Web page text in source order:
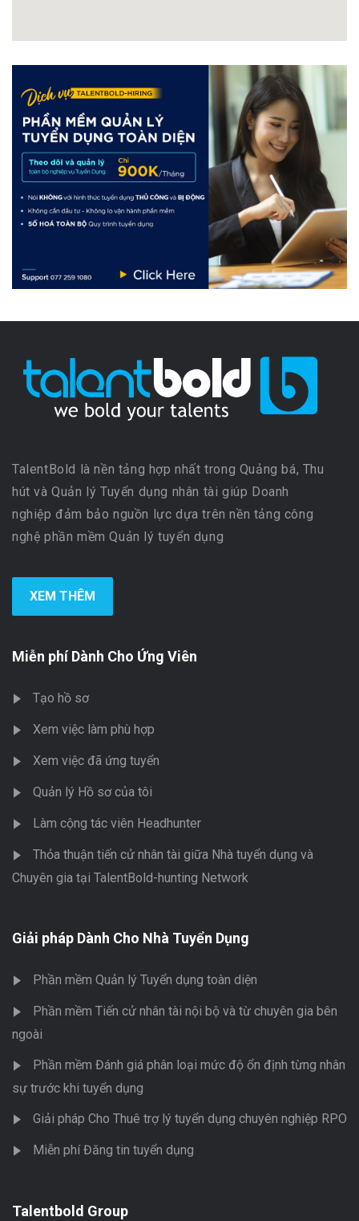
TalentBold là nền tảng hợp nhất trong Quảng bá, Thu
hút và Quản lý Tuyển dụng nhân tài giúp Doanh
nghiệp đảm bảo nguồn lực dựa trên nền tảng công
nghệ phần mềm Quản lý tuyển dụng
XEM THÊM
Miễn phí Dành Cho Ứng Viên
Tạo hồ sơ
Xem việc làm phù hợp
Xem việc đã ứng tuyển
Quản lý Hồ sơ của tôi
Làm cộng tác viên Headhunter
Thỏa thuận tiến cử nhân tài giữa Nhà tuyển dụng và
Chuyên gia tại TalentBold-hunting Network
Giải pháp Dành Cho Nhà Tuyển Dụng
Phần mềm Quản lý Tuyển dụng toàn diện
Phần mềm Tiến cử nhân tài nội bộ và từ chuyên gia bên
ngoài
Phần mềm Đánh giá phân loại mức độ ổn định từng nhân
sự trước khi tuyển dụng
Giải pháp Cho Thuê trợ lý tuyển dụng chuyên nghiệp RPO
Miễn phí Đăng tin tuyển dụng
Talentbold Group